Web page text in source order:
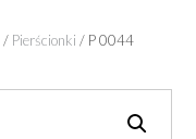
/ Pierścionki / P 0044